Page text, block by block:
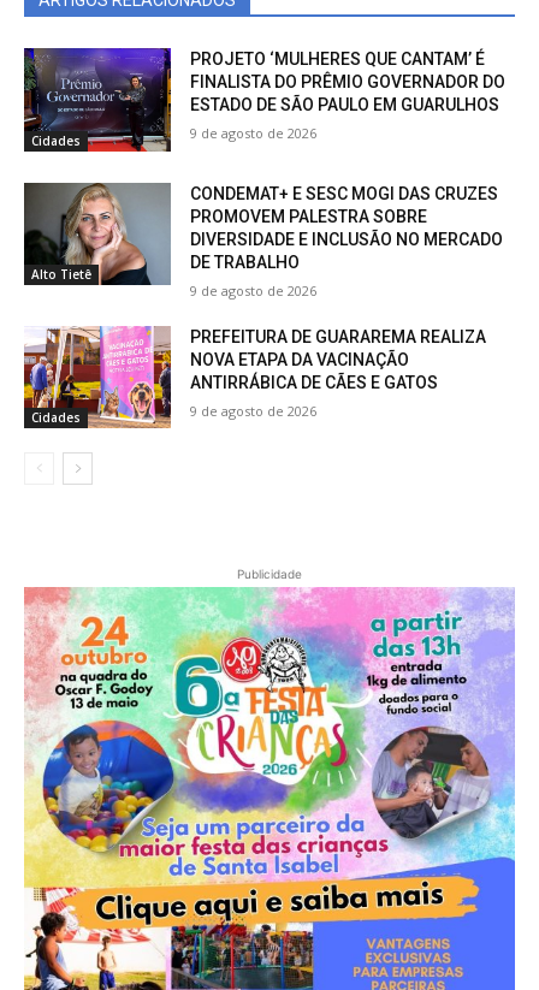
Cidades
PROJETO ‘MULHERES QUE CANTAM’ É
FINALISTA DO PRÊMIO GOVERNADOR DO
ESTADO DE SÃO PAULO EM GUARULHOS
9 de agosto de 2026
Alto Tietê
CONDEMAT+ E SESC MOGI DAS CRUZES
PROMOVEM PALESTRA SOBRE
DIVERSIDADE E INCLUSÃO NO MERCADO
DE TRABALHO
9 de agosto de 2026
Cidades
PREFEITURA DE GUARAREMA REALIZA
NOVA ETAPA DA VACINAÇÃO
ANTIRRÁBICA DE CÃES E GATOS
9 de agosto de 2026
Publicidade